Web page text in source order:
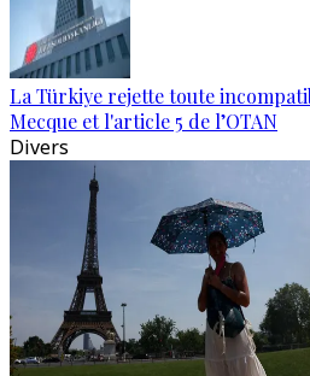
La Türkiye rejette toute
Mecque et l'article 5 de l’OTAN
Divers